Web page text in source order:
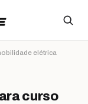
elétrica
curso